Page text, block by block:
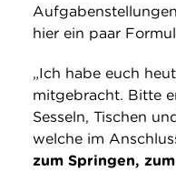
hier ein paar
„Ich habe euch
mitgebracht. Bitte
Sesseln, Tischen
welche im
zum Springen,